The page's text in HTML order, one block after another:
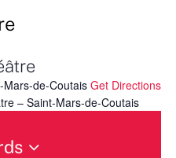
Mars-de-Coutais Get Directions
– Saint-Mars-de-Coutais